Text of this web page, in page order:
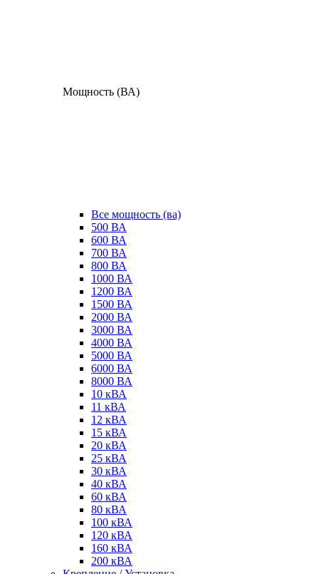
Мощность (ВА)
Все мощность (ва)
500 ВА
600 ВА
700 ВА
800 ВА
1000 ВА
1200 ВА
1500 ВА
2000 ВА
3000 ВА
4000 ВА
5000 ВА
6000 ВА
8000 ВА
10 кВА
11 кВА
12 кВА
15 кВА
20 кВА
25 кВА
30 кВА
40 кВА
60 кВА
80 кВА
100 кВА
120 кВА
160 кВА
200 кВА